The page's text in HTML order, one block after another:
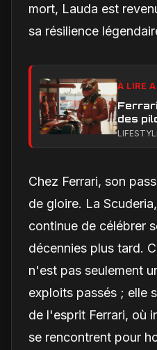
mort, Lauda est
sa résilience
À LIRE
des
Chez Ferrari, son
de gloire. La
continue de célébrer
décennies plus tard.
n'est pas seulement
exploits passés ; elle
de l'esprit Ferrari, où
se rencontrent pour